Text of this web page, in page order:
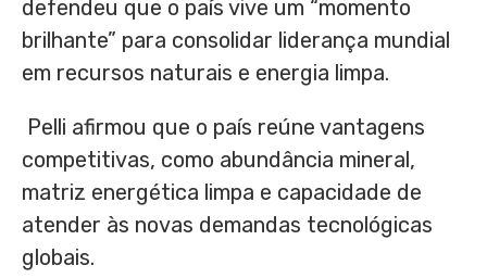
defendeu que o país vive um “momento
brilhante” para consolidar liderança mundial
em recursos naturais e energia limpa.
Pelli afirmou que o país reúne vantagens
competitivas, como abundância mineral,
matriz energética limpa e capacidade de
atender às novas demandas tecnológicas
globais.